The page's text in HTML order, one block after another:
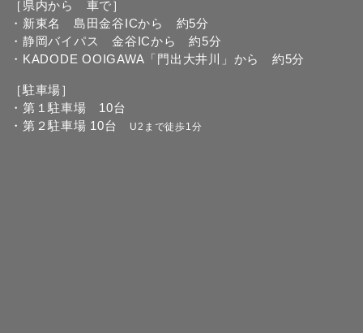
［県内から 車で］
・新東名 島田金谷ICから 約5分
・静岡バイパス 金谷ICから 約5分
・KADODE OOIGAWA「門出大井川」から 約5分
［駐車場］
・第１駐車場 10台
・第２駐車場 10台
U2まで徒歩1分